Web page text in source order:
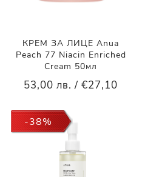
КРЕМ ЗА ЛИЦЕ Anua
Peach 77 Niacin Enriched
Cream 50мл
53,00 лв. / €27,10
-38%